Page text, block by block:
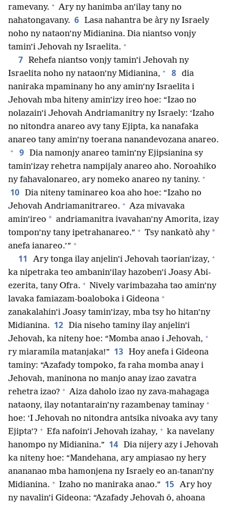
ramevany. + Ary ny hanimba an’ilay tany no
nahatongavany. 6 Lasa nahantra be àry ny Israely
noho ny nataon’ny Midianina. Dia niantso vonjy
tamin’i Jehovah ny Israelita. +
7 Rehefa niantso vonjy tamin’i Jehovah ny
Israelita noho ny nataon’ny Midianina, + 8 dia
naniraka mpaminany ho any amin’ny Israelita i
Jehovah mba hiteny amin’izy ireo hoe: “Izao no
nolazain’i Jehovah Andriamanitry ny Israely: ‘Izaho
no nitondra anareo avy tany Ejipta, ka nanafaka
anareo tany amin’ny toerana nanandevozana anareo.
+ 9 Dia namonjy anareo tamin’ny Ejipsianina sy
tamin’izay rehetra nampijaly anareo aho. Noroahiko
ny fahavalonareo, ary nomeko anareo ny taniny. +
10 Dia niteny taminareo koa aho hoe: “Izaho no
Jehovah Andriamanitrareo. + Aza mivavaka
amin’ireo * andriamanitra ivavahan’ny Amorita, izay
tompon’ny tany ipetrahanareo.” + Tsy nankatò ahy *
anefa ianareo.’” +
11 Ary tonga ilay anjelin’i Jehovah taorian’izay, +
ka nipetraka teo ambanin’ilay hazoben’i Joasy Abi-
ezerita, tany Ofra. + Nively varimbazaha tao amin’ny
lavaka famiazam-boaloboka i Gideona +
zanakalahin’i Joasy tamin’izay, mba tsy ho hitan’ny
Midianina. 12 Dia niseho taminy ilay anjelin’i
Jehovah, ka niteny hoe: “Momba anao i Jehovah, +
ry miaramila matanjaka!” 13 Hoy anefa i Gideona
taminy: “Azafady tompoko, fa raha momba anay i
Jehovah, maninona no manjo anay izao zavatra
rehetra izao? + Aiza daholo izao ny zava-mahagaga
nataony, ilay notantarain’ny razambenay taminay +
hoe: ‘I Jehovah no nitondra antsika nivoaka avy tany
Ejipta’? + Efa nafoin’i Jehovah izahay, + ka navelany
hanompo ny Midianina.” 14 Dia nijery azy i Jehovah
ka niteny hoe: “Mandehana, ary ampiasao ny hery
anananao mba hamonjena ny Israely eo an-tanan’ny
Midianina. + Izaho no maniraka anao.” 15 Ary hoy
ny navalin’i Gideona: “Azafady Jehovah ô, ahoana